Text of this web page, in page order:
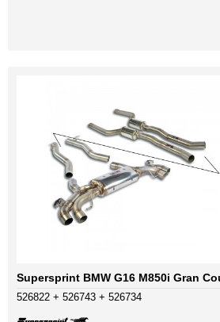
Supersprint BMW G16 M850i Gran
526822 + 526743 + 526734